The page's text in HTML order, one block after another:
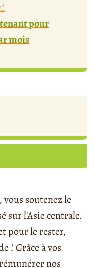
pour
mois
vous soutenez le
sur l'Asie centrale.
pour le rester,
! Grâce à vos
nos